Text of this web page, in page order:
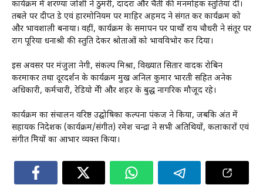
कार्यक्रम में शरण्या जोशी ने ठुमरी, दादरा और चैती की मनमोहक प्रस्तुतियां दीं।
तबले पर प्रदीप्त डे एवं हारमोनियम पर माहिर अहमद ने संगत कर कार्यक्रम को
और प्रभावशाली बनाया। वहीं, कार्यक्रम के समापन पर पार्थो राय चौधरी ने संतूर पर
राग पूरिया धनाश्री की प्रस्तुति देकर श्रोताओं को भावविभोर कर दिया।
इस अवसर पर मंजुला नेगी, संकल्प मिश्रा, विख्यात सितार वादक रोबिन
करमाकर तथा दूरदर्शन के कार्यक्रम प्रमुख अनिल कुमार भारती सहित अनेक
अधिकारी, कर्मचारी, रेडियो प्रेमी और शहर के प्रबुद्ध नागरिक मौजूद रहे।
कार्यक्रम का संचालन वरिष्ठ उद्घोषिका कल्पना पंकज ने किया, जबकि अंत में
सहायक निदेशक (कार्यक्रम/संगीत) रमेश चन्द्रा ने सभी अतिथियों, कलाकारों एवं
संगीत प्रेमियों का आभार व्यक्त किया।